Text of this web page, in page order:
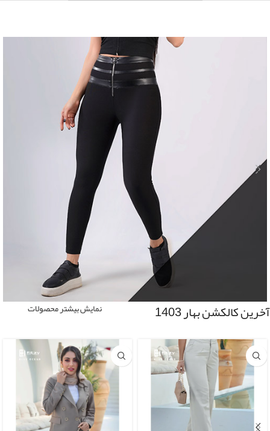
شلوار لگ
آخرین کالکشن بهار 1403 نمایش بیشتر محصولات